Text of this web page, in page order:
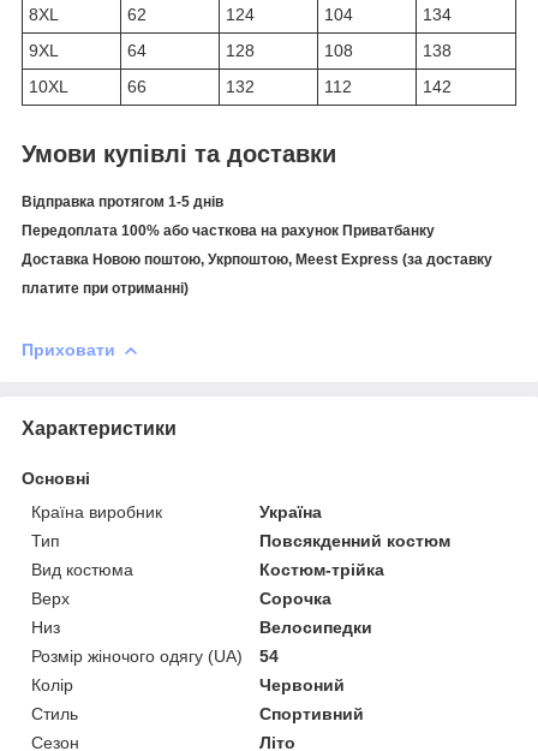
8XL
62 124 104
134
9XL
64 128 108
138
10XL
66 132 112 142
Умови купівлі та доставки
Відправка протягом 1-5 днів
Передоплата 100% або часткова на рахунок Приватбанку
Доставка Новою поштою, Укрпоштою, Meest Express (за доставку
платите при отриманні)
Приховати
Характеристики
Основні
Країна виробник
Україна
Тип
Повсякденний костюм
Вид костюма
Костюм-трійка
Верх
Сорочка
Низ
Велосипедки
Розмір жіночого одягу (UA)
54
Колір
Червоний
Стиль
Спортивний
Сезон
Літо